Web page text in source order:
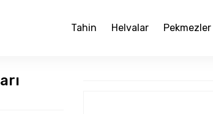
Tahin Helvalar Pekmezler